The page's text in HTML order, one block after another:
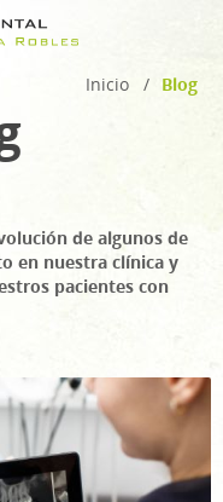
Inicio / Blog
de algunos de
en nuestra clínica y
pacientes con